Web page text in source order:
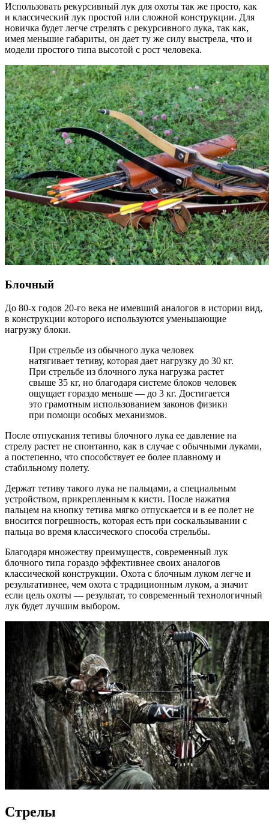
Использовать рекурсивный лук для охоты так же просто, как
и классический лук простой или сложной конструкции. Для
новичка будет легче стрелять с рекурсивного лука, так как,
имея меньшие габариты, он дает ту же силу выстрела, что и
модели простого типа высотой с рост человека.
Блочный
До 80-х годов 20-го века не имевший аналогов в истории вид,
в конструкции которого используются уменьшающие
нагрузку блоки.
При стрельбе из обычного лука человек
натягивает тетиву, которая дает нагрузку до 30 кг.
При стрельбе из блочного лука нагрузка растет
свыше 35 кг, но благодаря системе блоков человек
ощущает гораздо меньше — до 3 кг. Достигается
это грамотным использованием законов физики
при помощи особых механизмов.
После отпускания тетивы блочного лука ее давление на
стрелу растет не спонтанно, как в случае с обычными луками,
а постепенно, что способствует ее более плавному и
стабильному полету.
Держат тетиву такого лука не пальцами, а специальным
устройством, прикрепленным к кисти. После нажатия
пальцем на кнопку тетива мягко отпускается и в ее полет не
вносится погрешность, которая есть при соскальзывании с
пальца во время классического способа стрельбы.
Благодаря множеству преимуществ, современный лук
блочного типа гораздо эффективнее своих аналогов
классической конструкции. Охота с блочным луком легче и
результативнее, чем охота с традиционным луком, а значит
если цель охоты — результат, то современный технологичный
лук будет лучшим выбором.
Стрелы